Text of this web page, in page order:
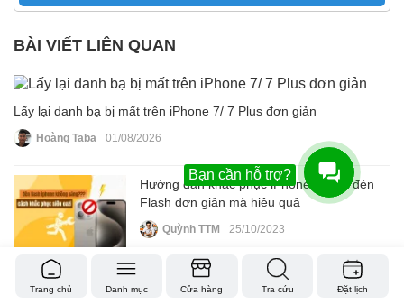
BÀI VIẾT LIÊN QUAN
Lấy lại danh bạ bị mất trên iPhone 7/ 7 Plus đơn giản
Hoàng Taba 01/08/2026
Hướng dẫn khắc phục iPhone bị mất đèn
Flash đơn giản mà hiệu quả
Quỳnh TTM 25/10/2023
Khắc phục triệt để lỗi iPhone 6S bị mất
tiếng
Trang chủ Danh mục Cửa hàng Tra cứu Đặt lịch
Bạn cần hỗ trợ?